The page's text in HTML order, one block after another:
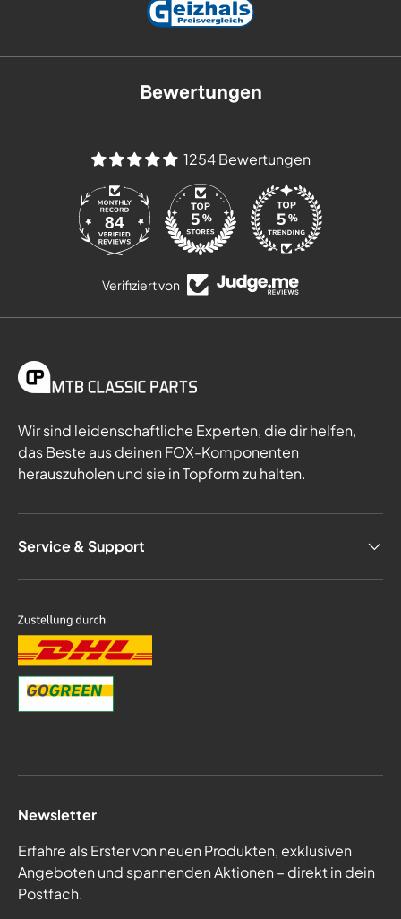
Bewertungen
1254 Bewertungen
84
Verifiziert von
Wir sind leidenschaftliche Experten, die dir helfen,
das Beste aus deinen FOX-Komponenten
herauszuholen und sie in Topform zu halten.
Service & Support
Newsletter
Erfahre als Erster von neuen Produkten, exklusiven
Angeboten und spannenden Aktionen – direkt in dein
Postfach.